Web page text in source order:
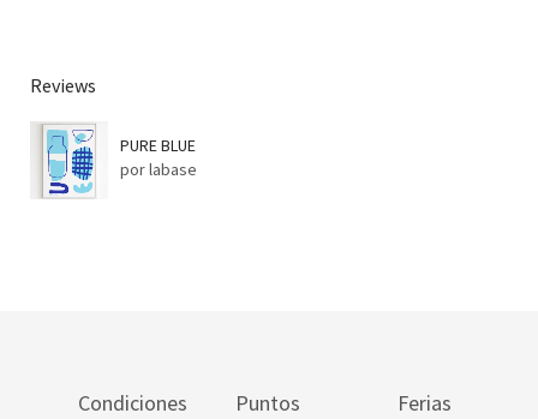
Reviews
PURE BLUE
por labase
Condiciones
Puntos
Ferias